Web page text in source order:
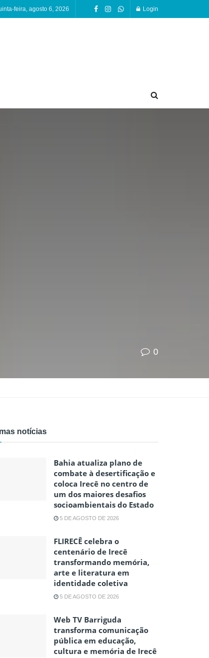
feira, agosto 6, 2026 Login
0
notícias
Bahia atualiza plano de
combate à desertificação e
coloca Irecê no centro de
um dos maiores desafios
socioambientais do Estado
5 DE AGOSTO DE 2026
FLIRECÊ celebra o
centenário de Irecê
transformando memória,
arte e literatura em
identidade coletiva
5 DE AGOSTO DE 2026
Web TV Barriguda
transforma comunicação
pública em educação,
cultura e memória de Irecê